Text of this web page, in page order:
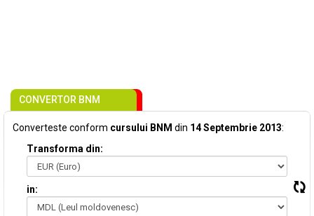
CONVERTOR BNM
Converteste conform cursului BNM din 14 Septembrie 2013:
Transforma din:
in: